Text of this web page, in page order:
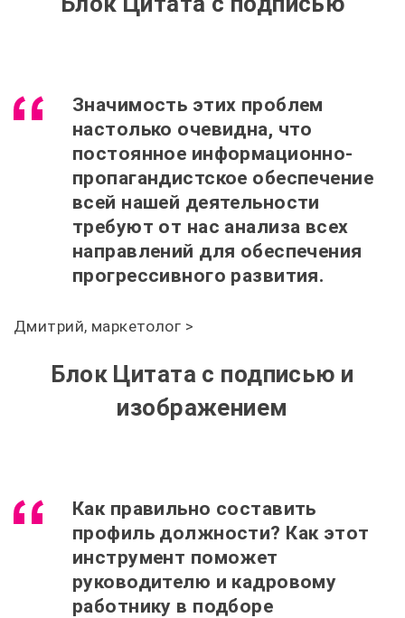
Значимость этих проблем
настолько очевидна, что
постоянное информационно-
пропагандистское обеспечение
всей нашей деятельности
требуют от нас анализа всех
направлений для обеспечения
прогрессивного развития.
Дмитрий, маркетолог >
Блок Цитата с подписью и
изображением
Как правильно составить
профиль должности? Как этот
инструмент поможет
руководителю и кадровому
работнику в подборе